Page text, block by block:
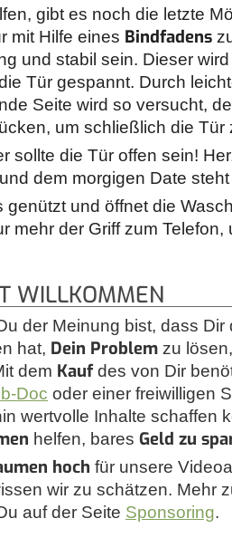
gibt es noch die letzte
mit Hilfe eines Bindfadens
und stabil sein. Dieser
Tür gespannt. Durch
Seite wird so versucht,
um schließlich die Tür
sollte die Tür offen sein!
dem morgigen Date
genützt und öffnet die
mehr der Griff zum
WILLKOMMEN
der Meinung bist, dass Dir
hat, Dein Problem zu
dem Kauf des von Dir
Doc oder einer freiwilligen
wertvolle Inhalte schaffen
helfen, bares Geld zu
hoch für unsere
wir zu schätzen. Mehr
auf der Seite Sponsoring.